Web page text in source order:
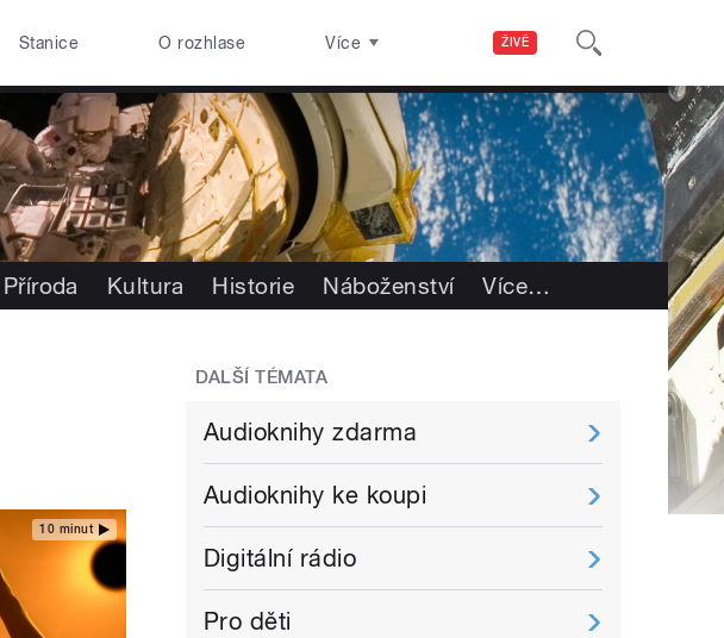
ŽIVĚ
Stanice O rozhlase Více
Příroda Kultura Historie Náboženství Více…
10 minut
DALŠÍ TÉMATA
Audioknihy zdarma
Audioknihy ke koupi
Digitální rádio
Pro děti